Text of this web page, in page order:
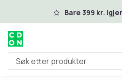
Hopp til hovedinnhold
Bare 399 kr.
Søk etter produkter